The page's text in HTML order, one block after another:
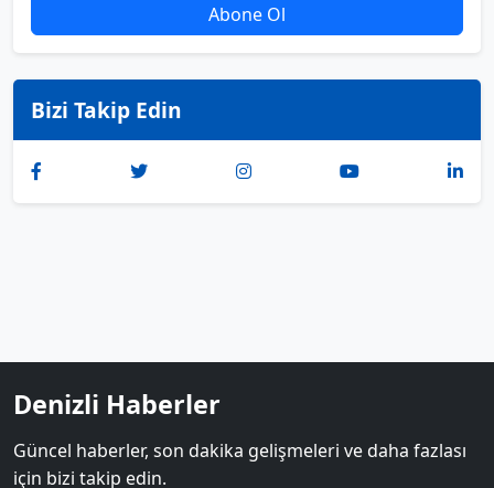
Abone Ol
Bizi Takip Edin
Denizli Haberler
Güncel haberler, son dakika gelişmeleri ve daha fazlası
için bizi takip edin.